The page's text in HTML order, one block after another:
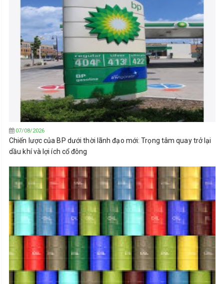
07/08/2026
Chiến lược của BP dưới thời lãnh đạo mới: Trọng tâm quay trở lại
dầu khí và lợi ích cổ đông